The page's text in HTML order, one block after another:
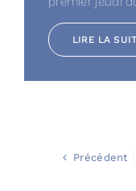
LIRE LA
Précédent